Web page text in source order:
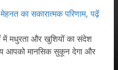
का सकारात्मक परिणाम, पढ़ें
में मधुरता और खुशियों का संदेश
आपको मानसिक सुकून देगा और